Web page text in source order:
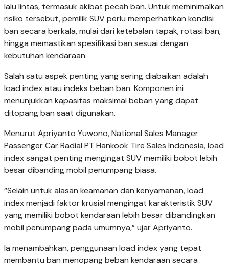
lalu lintas, termasuk akibat pecah ban. Untuk meminimalkan
risiko tersebut, pemilik SUV perlu memperhatikan kondisi
ban secara berkala, mulai dari ketebalan tapak, rotasi ban,
hingga memastikan spesifikasi ban sesuai dengan
kebutuhan kendaraan.
Salah satu aspek penting yang sering diabaikan adalah
load index atau indeks beban ban. Komponen ini
menunjukkan kapasitas maksimal beban yang dapat
ditopang ban saat digunakan.
Menurut Apriyanto Yuwono, National Sales Manager
Passenger Car Radial PT Hankook Tire Sales Indonesia, load
index sangat penting mengingat SUV memiliki bobot lebih
besar dibanding mobil penumpang biasa.
“Selain untuk alasan keamanan dan kenyamanan, load
index menjadi faktor krusial mengingat karakteristik SUV
yang memiliki bobot kendaraan lebih besar dibandingkan
mobil penumpang pada umumnya,” ujar Apriyanto.
Ia menambahkan, penggunaan load index yang tepat
membantu ban menopang beban kendaraan secara